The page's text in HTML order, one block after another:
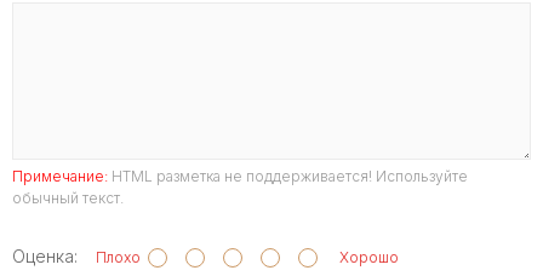
Примечание: HTML разметка не поддерживается! Используйте
обычный текст.
Оценка: Плохо Хорошо